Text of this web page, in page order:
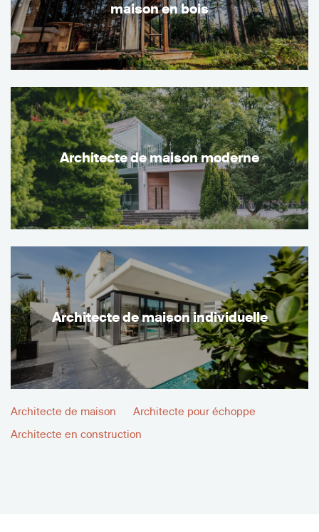
maison en bois
Architecte de maison moderne
Architecte de maison individuelle
Architecte de maison
Architecte pour échoppe
Architecte en construction